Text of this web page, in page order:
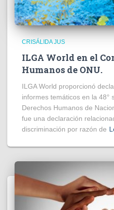
CRISÁLIDA JUS
ILGA World en el
Humanos de ONU.
ILGA World proporcionó
informes temáticos en la 48°
Derechos Humanos de
fue una declaración
discriminación por razón de